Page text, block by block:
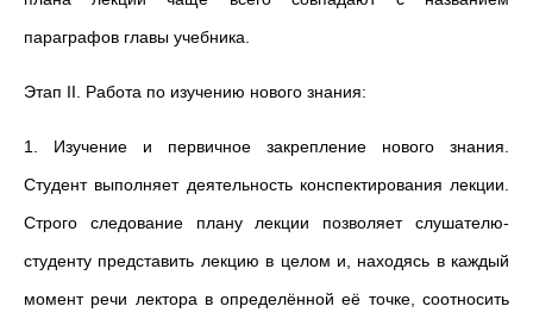
параграфов главы учебника.
Этап II. Работа по изучению нового знания:
1. Изучение и первичное закрепление нового знания.
Студент выполняет деятельность конспектирования лекции.
Строго следование плану лекции позволяет слушателю-
студенту представить лекцию в целом и, находясь в каждый
момент речи лектора в определённой её точке, соотносить